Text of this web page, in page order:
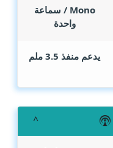
Mono / سماعة
واحدة
يدعم منفذ 3.5 ملم